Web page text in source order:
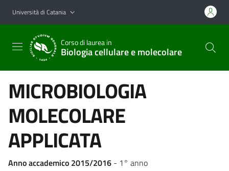
Vai al contenuto principale
Vai al menu di navigazione
Università di Catania
Corso di laurea in
Biologia cellulare e molecolare
MICROBIOLOGIA
MOLECOLARE
APPLICATA
Anno accademico 2015/2016 - 1° anno